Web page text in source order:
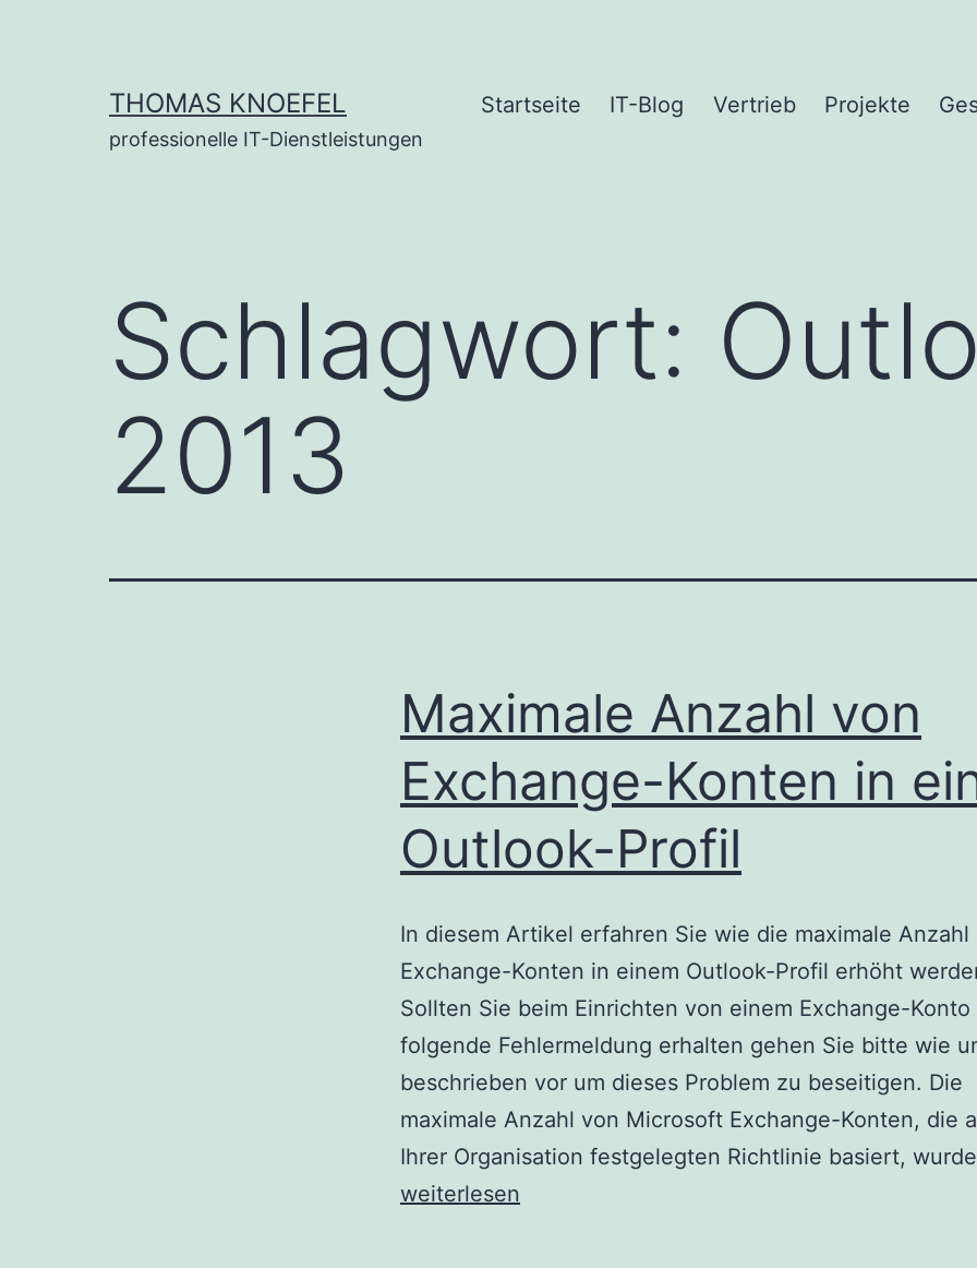
THOMAS KNOEFEL
professionelle IT-Dienstleistungen
Startseite IT-Blog Vertrieb Projekte
Schlagwort:
2013
Maximale Anzahl von
Exchange-Konten in
Outlook-Profil
In diesem Artikel erfahren Sie wie die maximale Anzahl
Exchange-Konten in einem Outlook-Profil erhöht
Sollten Sie beim Einrichten von einem Exchange-Konto
folgende Fehlermeldung erhalten gehen Sie bitte wie
beschrieben vor um dieses Problem zu beseitigen. Die
maximale Anzahl von Microsoft Exchange-Konten, die
Ihrer Organisation festgelegten Richtlinie basiert,
weiterlesen